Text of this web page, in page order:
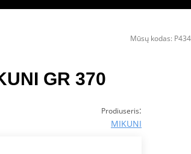
GR 370
Prodiuseris:
MIKUNI
Mūsų kodas: P434